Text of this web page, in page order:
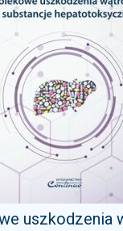
uszkodzenia